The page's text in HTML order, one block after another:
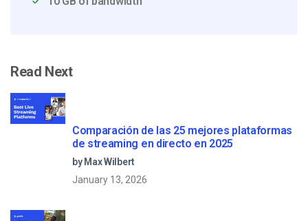
Read Next
Comparación de las 25 mejores plataformas
de streaming en directo en 2025
by Max Wilbert
January 13, 2026